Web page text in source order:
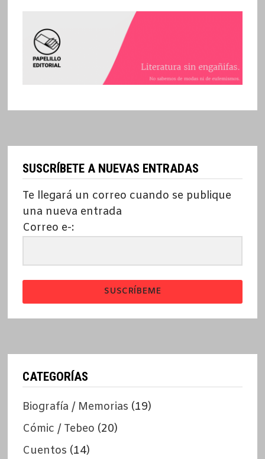
SUSCRÍBETE A NUEVAS ENTRADAS
Te llegará un correo cuando se publique
una nueva entrada
Correo e-:
SUSCRÍBEME
CATEGORÍAS
Biografía / Memorias (19)
Cómic / Tebeo (20)
Cuentos (14)